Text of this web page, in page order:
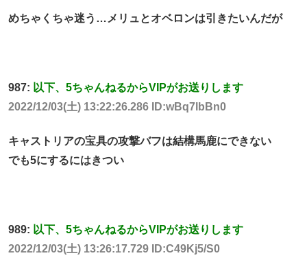
めちゃくちゃ迷う…メリュとオベロンは引きたいんだが
987: 以下、5ちゃんねるからVIPがお送りします
2022/12/03(土) 13:22:26.286 ID:wBq7lbBn0
キャストリアの宝具の攻撃バフは結構馬鹿にできない
でも5にするにはきつい
989: 以下、5ちゃんねるからVIPがお送りします
2022/12/03(土) 13:26:17.729 ID:C49Kj5/S0